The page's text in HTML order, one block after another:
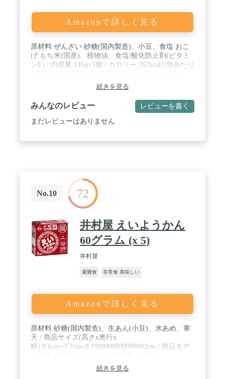
Amazonで詳しく見る
原材料:ぜんざい:砂糖(国内製造)、小豆、食塩 おこ
げ:もち米(国産)、植物油、食塩/酸化防止剤(ビタミ
ンE) / 内容量:145g×5個 / カロリー:262kcal/1袋あたり
続きを見る
みんなのレビュー レビューを書く
まだレビューはありません
No.10 72
井村屋 えいようかん
60グラム (x 5)
井村屋
避難食 非常食 美味しい
Amazonで詳しく見る
原材料:砂糖(国内製造)、生あん(小豆)、水あめ、寒
天 / 商品サイズ(高さx奥行x
幅):8.6cm×3.7cm×8.1999999999999993cm / 商品モデ
続きを見る